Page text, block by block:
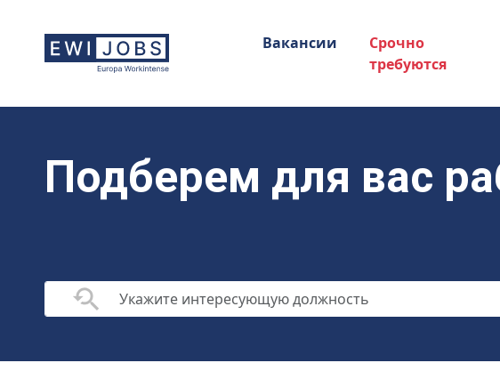
Вакансии
Срочно
требуются
Подберем для вас